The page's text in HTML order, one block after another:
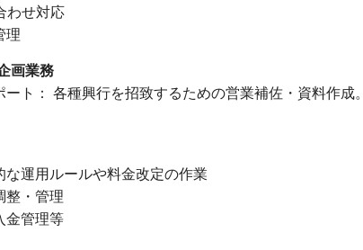
わせ対応
理
画業務
ト： 各種興行を招致するための営業補佐・資料作成。
運用ルールや料金改定の作業
整・管理
金管理等